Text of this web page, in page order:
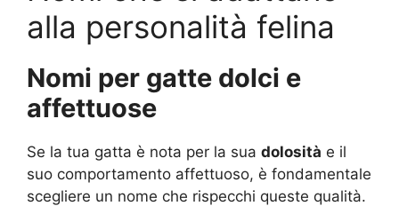
alla personalità felina
Nomi per gatte dolci e
affettuose
Se la tua gatta è nota per la sua dolosità e il
suo comportamento affettuoso, è fondamentale
scegliere un nome che rispecchi queste qualità.